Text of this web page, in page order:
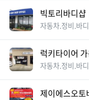
빅토리바디샵
자동차.정비.바
럭키타이어
자동차.정비.바
제이에스오토